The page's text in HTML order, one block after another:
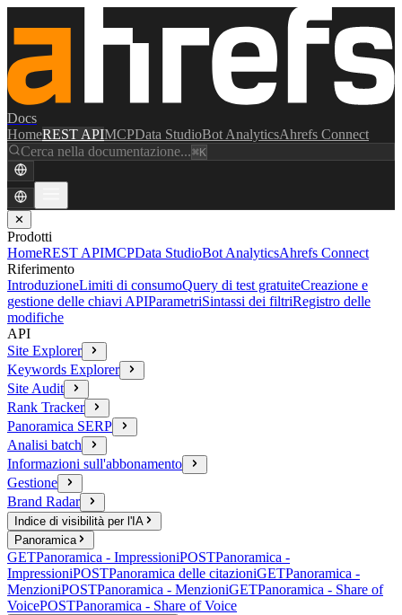
Docs
HomeREST APIMCPData StudioBot AnalyticsAhrefs Connect
Cerca nella documentazione...⌘K
✕
Prodotti
HomeREST APIMCPData StudioBot AnalyticsAhrefs Connect
Riferimento
IntroduzioneLimiti di consumoQuery di test gratuiteCreazione e
gestione delle chiavi APIParametriSintassi dei filtriRegistro delle
modifiche
API
Site Explorer
Keywords Explorer
Site Audit
Rank Tracker
Panoramica SERP
Analisi batch
Informazioni sull'abbonamento
Gestione
Brand Radar
Indice di visibilità per l'IA
Panoramica
GETPanoramica - ImpressioniPOSTPanoramica -
ImpressioniPOSTPanoramica delle citazioniGETPanoramica -
MenzioniPOSTPanoramica - MenzioniGETPanoramica - Share of
VoicePOSTPanoramica - Share of Voice